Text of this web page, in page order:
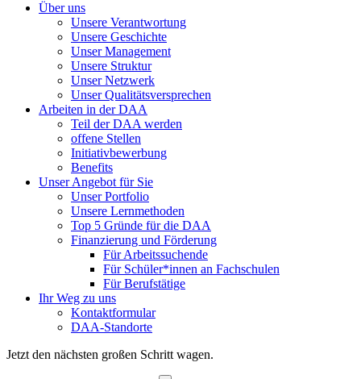
Über uns
Unsere Verantwortung
Unsere Geschichte
Unser Management
Unsere Struktur
Unser Netzwerk
Unser Qualitätsversprechen
Arbeiten in der DAA
Teil der DAA werden
offene Stellen
Initiativbewerbung
Benefits
Unser Angebot für Sie
Unser Portfolio
Unsere Lernmethoden
Top 5 Gründe für die DAA
Finanzierung und Förderung
Für Arbeitssuchende
Für Schüler*innen an Fachschulen
Für Berufstätige
Ihr Weg zu uns
Kontaktformular
DAA-Standorte
Jetzt den nächsten großen Schritt wagen.